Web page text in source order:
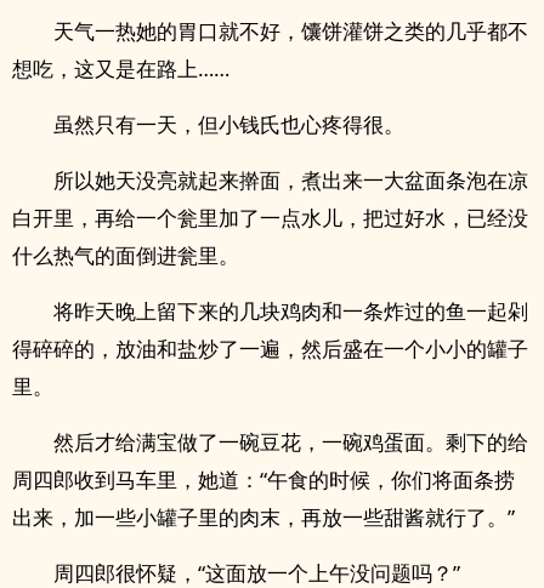
天气一热她的胃口就不好，馕饼灌饼之类的几乎都不
想吃，这又是在路上……
虽然只有一天，但小钱氏也心疼得很。
所以她天没亮就起来擀面，煮出来一大盆面条泡在凉
白开里，再给一个瓮里加了一点水儿，把过好水，已经没
什么热气的面倒进瓮里。
将昨天晚上留下来的几块鸡肉和一条炸过的鱼一起剁
得碎碎的，放油和盐炒了一遍，然后盛在一个小小的罐子
里。
然后才给满宝做了一碗豆花，一碗鸡蛋面。剩下的给
周四郎收到马车里，她道：“午食的时候，你们将面条捞
出来，加一些小罐子里的肉末，再放一些甜酱就行了。”
周四郎很怀疑，“这面放一个上午没问题吗？”